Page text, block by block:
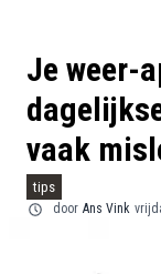
Je weer-
vaak
tips
door Ans Vink